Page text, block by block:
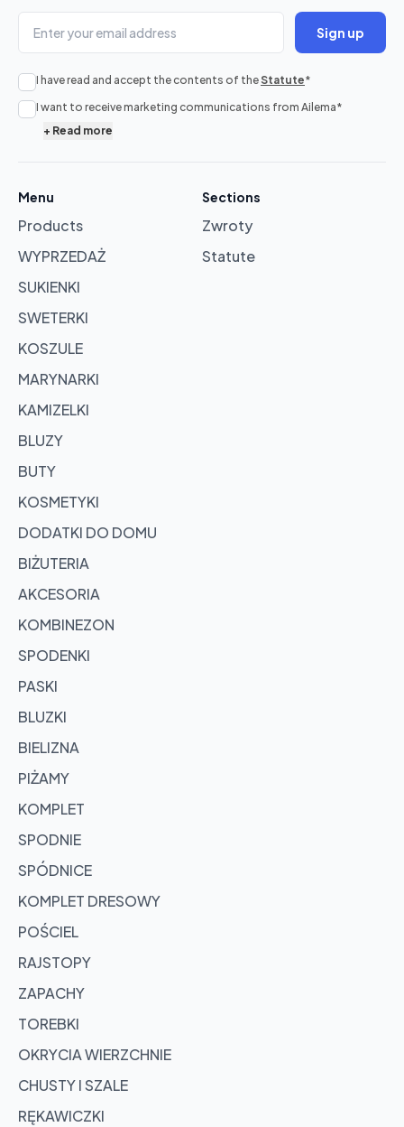
No
products
Browse
products
Sign up
I have read and accept the contents of the Statute*
I want to receive marketing communications from Ailema*
+ Read more
Menu
Products
WYPRZEDAŻ
SUKIENKI
SWETERKI
KOSZULE
MARYNARKI
KAMIZELKI
BLUZY
BUTY
KOSMETYKI
DODATKI DO DOMU
BIŻUTERIA
AKCESORIA
KOMBINEZON
SPODENKI
PASKI
BLUZKI
BIELIZNA
PIŻAMY
KOMPLET
SPODNIE
SPÓDNICE
KOMPLET DRESOWY
POŚCIEL
RAJSTOPY
ZAPACHY
TOREBKI
OKRYCIA WIERZCHNIE
CHUSTY I SZALE
RĘKAWICZKI
Sections
Zwroty
Statute